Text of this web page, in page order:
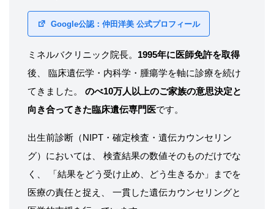
Google公認：仲田洋美 公式プロフィール
ミネルバクリニック院長。 1995年に医師免許を取得
後、 臨床遺伝学・内科学・腫瘍学を軸に診療を続け
てきました。 のべ10万人以上のご家族の意思決定と
向き合ってきた臨床遺伝専門医です。
出生前診断（NIPT・確定検査・遺伝カウンセリン
グ）においては、 検査結果の数値そのものだけでな
く、 「結果をどう受け止め、どう生きるか」までを
医療の責任と捉え、 一貫した遺伝カウンセリングと